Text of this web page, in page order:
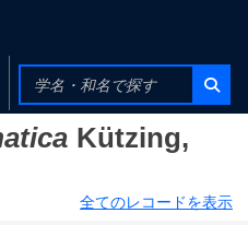
Kützing,
全てのレコードを表示